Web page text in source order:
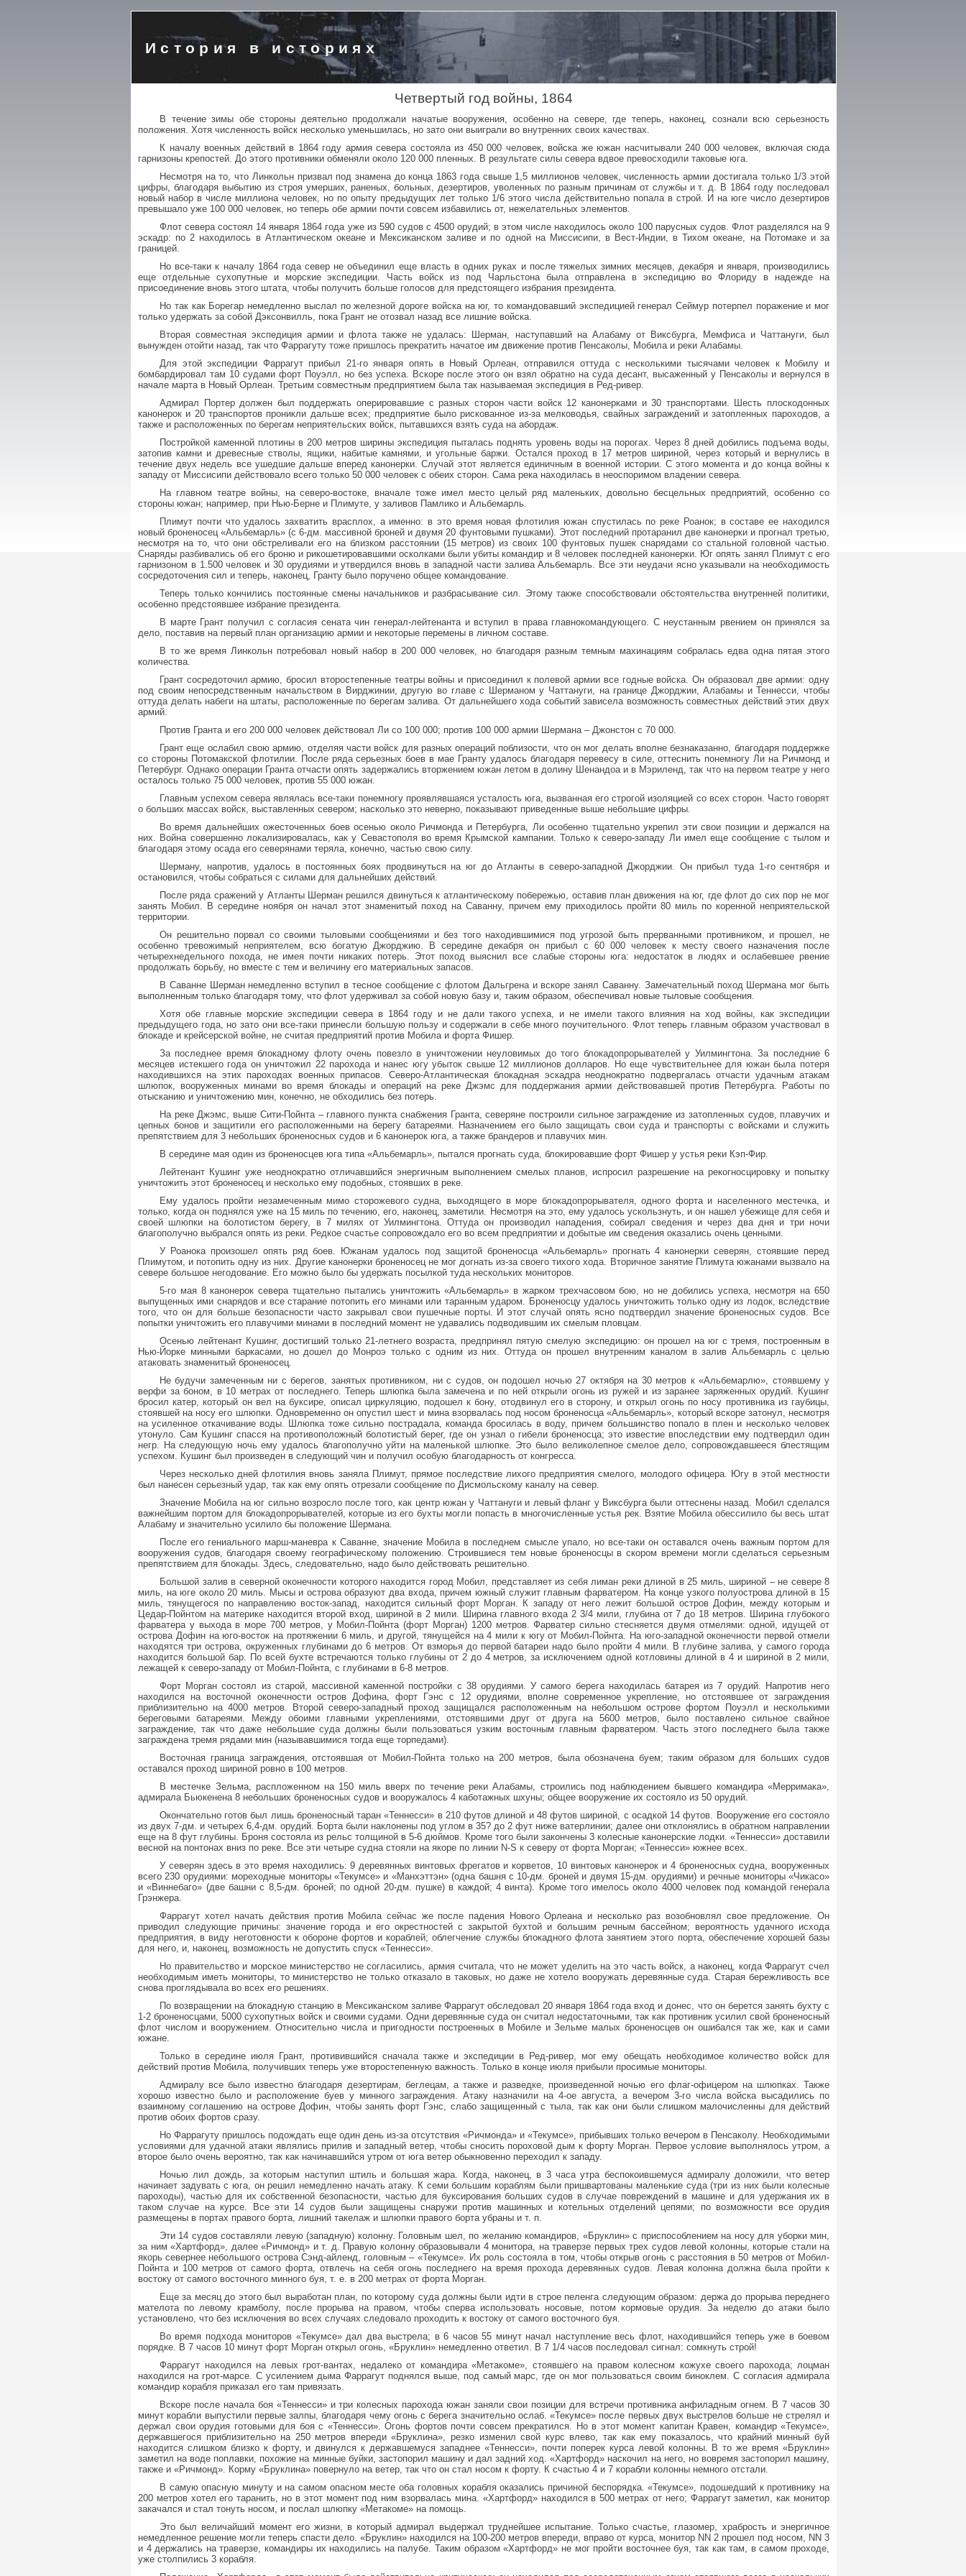
История в историях
Четвертый год войны, 1864
В течение зимы обе стороны деятельно продолжали начатые вооружения, особенно на севере, где теперь, наконец, сознали всю серьезность
положения. Хотя численность войск несколько уменьшилась, но зато они выиграли во внутренних своих качествах.
К началу военных действий в 1864 году армия севера состояла из 450 000 человек, войска же южан насчитывали 240 000 человек, включая сюда
гарнизоны крепостей. До этого противники обменяли около 120 000 пленных. В результате силы севера вдвое превосходили таковые юга.
Несмотря на то, что Линкольн призвал под знамена до конца 1863 года свыше 1,5 миллионов человек, численность армии достигала только 1/3 этой
цифры, благодаря выбытию из строя умерших, раненых, больных, дезертиров, уволенных по разным причинам от службы и т. д. В 1864 году последовал
новый набор в числе миллиона человек, но по опыту предыдущих лет только 1/6 этого числа действительно попала в строй. И на юге число дезертиров
превышало уже 100 000 человек, но теперь обе армии почти совсем избавились от, нежелательных элементов.
Флот севера состоял 14 января 1864 года уже из 590 судов с 4500 орудий; в этом числе находилось около 100 парусных судов. Флот разделялся на 9
эскадр: по 2 находилось в Атлантическом океане и Мексиканском заливе и по одной на Миссисипи, в Вест-Индии, в Тихом океане, на Потомаке и за
границей.
Но все-таки к началу 1864 года север не объединил еще власть в одних руках и после тяжелых зимних месяцев, декабря и января, производились
еще отдельные сухопутные и морские экспедиции. Часть войск из под Чарльстона была отправлена в экспедицию во Флориду в надежде на
присоединение вновь этого штата, чтобы получить больше голосов для предстоящего избрания президента.
Но так как Борегар немедленно выслал по железной дороге войска на юг, то командовавший экспедицией генерал Сеймур потерпел поражение и мог
только удержать за собой Дэксонвилль, пока Грант не отозвал назад все лишние войска.
Вторая совместная экспедиция армии и флота также не удалась: Шерман, наступавший на Алабаму от Виксбурга, Мемфиса и Чаттануги, был
вынужден отойти назад, так что Фаррагуту тоже пришлось прекратить начатое им движение против Пенсаколы, Мобила и реки Алабамы.
Для этой экспедиции Фаррагут прибыл 21-го января опять в Новый Орлеан, отправился оттуда с несколькими тысячами человек к Мобилу и
бомбардировал там 10 судами форт Поуэлл, но без успеха. Вскоре после этого он взял обратно на суда десант, высаженный у Пенсаколы и вернулся в
начале марта в Новый Орлеан. Третьим совместным предприятием была так называемая экспедиция в Ред-ривер.
Адмирал Портер должен был поддержать оперировавшие с разных сторон части войск 12 канонерками и 30 транспортами. Шесть плоскодонных
канонерок и 20 транспортов проникли дальше всех; предприятие было рискованное из-за мелководья, свайных заграждений и затопленных пароходов, а
также и расположенных по берегам неприятельских войск, пытавшихся взять суда на абордаж.
Постройкой каменной плотины в 200 метров ширины экспедиция пыталась поднять уровень воды на порогах. Через 8 дней добились подъема воды,
затопив камни и древесные стволы, ящики, набитые камнями, и угольные баржи. Остался проход в 17 метров шириной, через который и вернулись в
течение двух недель все ушедшие дальше вперед канонерки. Случай этот является единичным в военной истории. С этого момента и до конца войны к
западу от Миссисипи действовало всего только 50 000 человек с обеих сторон. Сама река находилась в неоспоримом владении севера.
На главном театре войны, на северо-востоке, вначале тоже имел место целый ряд маленьких, довольно бесцельных предприятий, особенно со
стороны южан; например, при Нью-Берне и Плимуте, у заливов Памлико и Альбемарль.
Плимут почти что удалось захватить врасплох, а именно: в это время новая флотилия южан спустилась по реке Роанок; в составе ее находился
новый броненосец «Альбемарль» (с 6-дм. массивной броней и двумя 20 фунтовыми пушками). Этот последний протаранил две канонерки и прогнал третью,
несмотря на то, что они обстреливали его на близком расстоянии (15 метров) из своих 100 фунтовых пушек снарядами со стальной головной частью.
Снаряды разбивались об его броню и рикошетировавшими осколками были убиты командир и 8 человек последней канонерки. Юг опять занял Плимут с его
гарнизоном в 1.500 человек и 30 орудиями и утвердился вновь в западной части залива Альбемарль. Все эти неудачи ясно указывали на необходимость
сосредоточения сил и теперь, наконец, Гранту было поручено общее командование.
Теперь только кончились постоянные смены начальников и разбрасывание сил. Этому также способствовали обстоятельства внутренней политики,
особенно предстоявшее избрание президента.
В марте Грант получил с согласия сената чин генерал-лейтенанта и вступил в права главнокомандующего. С неустанным рвением он принялся за
дело, поставив на первый план организацию армии и некоторые перемены в личном составе.
В то же время Линкольн потребовал новый набор в 200 000 человек, но благодаря разным темным махинациям собралась едва одна пятая этого
количества.
Грант сосредоточил армию, бросил второстепенные театры войны и присоединил к полевой армии все годные войска. Он образовал две армии: одну
под своим непосредственным начальством в Вирджинии, другую во главе с Шерманом у Чаттануги, на границе Джорджии, Алабамы и Теннесси, чтобы
оттуда делать набеги на штаты, расположенные по берегам залива. От дальнейшего хода событий зависела возможность совместных действий этих двух
армий.
Против Гранта и его 200 000 человек действовал Ли со 100 000; против 100 000 армии Шермана – Джонстон с 70 000.
Грант еще ослабил свою армию, отделяя части войск для разных операций поблизости, что он мог делать вполне безнаказанно, благодаря поддержке
со стороны Потомакской флотилии. После ряда серьезных боев в мае Гранту удалось благодаря перевесу в силе, оттеснить понемногу Ли на Ричмонд и
Петербург. Однако операции Гранта отчасти опять задержались вторжением южан летом в долину Шенандоа и в Мэриленд, так что на первом театре у него
осталось только 75 000 человек, против 55 000 южан.
Главным успехом севера являлась все-таки понемногу проявлявшаяся усталость юга, вызванная его строгой изоляцией со всех сторон. Часто говорят
о больших массах войск, выставленных севером; насколько это неверно, показывают приведенные выше небольшие цифры.
Во время дальнейших ожесточенных боев осенью около Ричмонда и Петербурга, Ли особенно тщательно укрепил эти свои позиции и держался на
них. Война совершенно локализировалась, как у Севастополя во время Крымской кампании. Только к северо-западу Ли имел еще сообщение с тылом и
благодаря этому осада его северянами теряла, конечно, частью свою силу.
Шерману, напротив, удалось в постоянных боях продвинуться на юг до Атланты в северо-западной Джорджии. Он прибыл туда 1-го сентября и
остановился, чтобы собраться с силами для дальнейших действий.
После ряда сражений у Атланты Шерман решился двинуться к атлантическому побережью, оставив план движения на юг, где флот до сих пор не мог
занять Мобил. В середине ноября он начал этот знаменитый поход на Саванну, причем ему приходилось пройти 80 миль по коренной неприятельской
территории.
Он решительно порвал со своими тыловыми сообщениями и без того находившимися под угрозой быть прерванными противником, и прошел, не
особенно тревожимый неприятелем, всю богатую Джорджию. В середине декабря он прибыл с 60 000 человек к месту своего назначения после
четырехнедельного похода, не имея почти никаких потерь. Этот поход выяснил все слабые стороны юга: недостаток в людях и ослабевшее рвение
продолжать борьбу, но вместе с тем и величину его материальных запасов.
В Саванне Шерман немедленно вступил в тесное сообщение с флотом Дальгрена и вскоре занял Саванну. Замечательный поход Шермана мог быть
выполненным только благодаря тому, что флот удерживал за собой новую базу и, таким образом, обеспечивал новые тыловые сообщения.
Хотя обе главные морские экспедиции севера в 1864 году и не дали такого успеха, и не имели такого влияния на ход войны, как экспедиции
предыдущего года, но зато они все-таки принесли большую пользу и содержали в себе много поучительного. Флот теперь главным образом участвовал в
блокаде и крейсерской войне, не считая предприятий против Мобила и форта Фишер.
За последнее время блокадному флоту очень повезло в уничтожении неуловимых до того блокадопрорывателей у Уилмингтона. За последние 6
месяцев истекшего года он уничтожил 22 парохода и нанес югу убыток свыше 12 миллионов долларов. Но еще чувствительнее для южан была потеря
находившихся на этих пароходах военных припасов. Северо-Атлантическая блокадная эскадра неоднократно подвергалась отчасти удачным атакам
шлюпок, вооруженных минами во время блокады и операций на реке Джэмс для поддержания армии действовавшей против Петербурга. Работы по
отысканию и уничтожению мин, конечно, не обходились без потерь.
На реке Джэмс, выше Сити-Пойнта – главного пункта снабжения Гранта, северяне построили сильное заграждение из затопленных судов, плавучих и
цепных бонов и защитили его расположенными на берегу батареями. Назначением его было защищать свои суда и транспорты с войсками и служить
препятствием для 3 небольших броненосных судов и 6 канонерок юга, а также брандеров и плавучих мин.
В середине мая один из броненосцев юга типа «Альбемарль», пытался прогнать суда, блокировавшие форт Фишер у устья реки Кэп-Фир.
Лейтенант Кушинг уже неоднократно отличавшийся энергичным выполнением смелых планов, испросил разрешение на рекогносцировку и попытку
уничтожить этот броненосец и несколько ему подобных, стоявших в реке.
Ему удалось пройти незамеченным мимо сторожевого судна, выходящего в море блокадопрорывателя, одного форта и населенного местечка, и
только, когда он поднялся уже на 15 миль по течению, его, наконец, заметили. Несмотря на это, ему удалось ускользнуть, и он нашел убежище для себя и
своей шлюпки на болотистом берегу, в 7 милях от Уилмингтона. Оттуда он производил нападения, собирал сведения и через два дня и три ночи
благополучно выбрался опять из реки. Редкое счастье сопровождало его во всем предприятии и добытые им сведения оказались очень ценными.
У Роанока произошел опять ряд боев. Южанам удалось под защитой броненосца «Альбемарль» прогнать 4 канонерки северян, стоявшие перед
Плимутом, и потопить одну из них. Другие канонерки броненосец не мог догнать из-за своего тихого хода. Вторичное занятие Плимута южанами вызвало на
севере большое негодование. Его можно было бы удержать посылкой туда нескольких мониторов.
5-го мая 8 канонерок севера тщательно пытались уничтожить «Альбемарль» в жарком трехчасовом бою, но не добились успеха, несмотря на 650
выпущенных ими снарядов и все старание потопить его минами или таранным ударом. Броненосцу удалось уничтожить только одну из лодок, вследствие
того, что он для больше безопасности часто закрывал свои пушечные порты. И этот случай опять ясно подтвердил значение броненосных судов. Все
попытки уничтожить его плавучими минами в последний момент не удавались подводившим их смелым пловцам.
Осенью лейтенант Кушинг, достигший только 21-летнего возраста, предпринял пятую смелую экспедицию: он прошел на юг с тремя, построенным в
Нью-Йорке минными баркасами, но дошел до Монроэ только с одним из них. Оттуда он прошел внутренним каналом в залив Альбемарль с целью
атаковать знаменитый броненосец.
Не будучи замеченным ни с берегов, занятых противником, ни с судов, он подошел ночью 27 октября на 30 метров к «Альбемарлю», стоявшему у
верфи за боном, в 10 метрах от последнего. Теперь шлюпка была замечена и по ней открыли огонь из ружей и из заранее заряженных орудий. Кушинг
бросил катер, который он вел на буксире, описал циркуляцию, подошел к бону, отодвинул его в сторону, и открыл огонь по носу противника из гаубицы,
стоявшей на носу его шлюпки. Одновременно он опустил шест и мина взорвалась под носом броненосца «Альбемарль», который вскоре затонул, несмотря
на усиленное откачивание воды. Шлюпка тоже сильно пострадала, команда бросилась в воду, причем большинство попало в плен и несколько человек
утонуло. Сам Кушинг спасся на противоположный болотистый берег, где он узнал о гибели броненосца; это известие впоследствии ему подтвердил один
негр. На следующую ночь ему удалось благополучно уйти на маленькой шлюпке. Это было великолепное смелое дело, сопровождавшееся блестящим
успехом. Кушинг был произведен в следующий чин и получил особую благодарность от конгресса.
Через несколько дней флотилия вновь заняла Плимут, прямое последствие лихого предприятия смелого, молодого офицера. Югу в этой местности
был нанесен серьезный удар, так как ему опять отрезали сообщение по Дисмольскому каналу на север.
Значение Мобила на юг сильно возросло после того, как центр южан у Чаттануги и левый фланг у Виксбурга были оттеснены назад. Мобил сделался
важнейшим портом для блокадопрорывателей, которые из его бухты могли попасть в многочисленные устья рек. Взятие Мобила обессилило бы весь штат
Алабаму и значительно усилило бы положение Шермана.
После его гениального марш-маневра к Саванне, значение Мобила в последнем смысле упало, но все-таки он оставался очень важным портом для
вооружения судов, благодаря своему географическому положению. Строившиеся тем новые броненосцы в скором времени могли сделаться серьезным
препятствием для блокады. Здесь, следовательно, надо было действовать решительно.
Большой залив в северной оконечности которого находится город Мобил, представляет из себя лиман реки длиной в 25 миль, шириной – не севере 8
миль, на юге около 20 миль. Мысы и острова образуют два входа, причем южный служит главным фарватером. На конце узкого полуострова длиной в 15
миль, тянущегося по направлению восток-запад, находится сильный форт Морган. К западу от него лежит большой остров Дофин, между которым и
Цедар-Пойнтом на материке находится второй вход, шириной в 2 мили. Ширина главного входа 2 3/4 мили, глубина от 7 до 18 метров. Ширина глубокого
фарватера у выхода в море 700 метров, у Мобил-Пойнта (форт Морган) 1200 метров. Фарватер сильно стесняется двумя отмелями: одной, идущей от
острова Дофин на юго-восток на протяжении 6 миль, и другой, тянущейся на 4 мили к югу от Мобил-Пойнта. На юго-западной оконечности первой отмели
находятся три острова, окруженных глубинами до 6 метров. От взморья до первой батареи надо было пройти 4 мили. В глубине залива, у самого города
находится большой бар. По всей бухте встречаются только глубины от 2 до 4 метров, за исключением одной котловины длиной в 4 и шириной в 2 мили,
лежащей к северо-западу от Мобил-Пойнта, с глубинами в 6-8 метров.
Форт Морган состоял из старой, массивной каменной постройки с 38 орудиями. У самого берега находилась батарея из 7 орудий. Напротив него
находился на восточной оконечности остров Дофина, форт Гэнс с 12 орудиями, вполне современное укрепление, но отстоявшее от заграждения
приблизительно на 4000 метров. Второй северо-западный проход защищался расположенным на небольшом острове фортом Поуэлл и несколькими
береговыми батареями. Между обоими главными укреплениями, отстоявшими друг от друга на 5600 метров, было поставлено сильное свайное
заграждение, так что даже небольшие суда должны были пользоваться узким восточным главным фарватером. Часть этого последнего была также
заграждена тремя рядами мин (называвшимися тогда еще торпедами).
Восточная граница заграждения, отстоявшая от Мобил-Пойнта только на 200 метров, была обозначена буем; таким образом для больших судов
оставался проход шириной ровно в 100 метров.
В местечке Зельма, распложенном на 150 миль вверх по течение реки Алабамы, строились под наблюдением бывшего командира «Мерримака»,
адмирала Бьюкенена 8 небольших броненосных судов и вооружалось 4 каботажных шхуны; общее вооружение их состояло из 50 орудий.
Окончательно готов был лишь броненосный таран «Теннесси» в 210 футов длиной и 48 футов шириной, с осадкой 14 футов. Вооружение его состояло
из двух 7-дм. и четырех 6,4-дм. орудий. Борта были наклонены под углом в 35? до 2 фут ниже ватерлинии; далее они отклонялись в обратном направлении
еще на 8 фут глубины. Броня состояла из рельс толщиной в 5-6 дюймов. Кроме того были закончены 3 колесные канонерские лодки. «Теннесси» доставили
весной на понтонах вниз по реке. Все эти четыре судна стояли на якоре по линии N-S к северу от форта Морган; «Теннесси» южнее всех.
У северян здесь в это время находились: 9 деревянных винтовых фрегатов и корветов, 10 винтовых канонерок и 4 броненосных судна, вооруженных
всего 230 орудиями: мореходные мониторы «Текумсе» и «Манхэттэн» (одна башня с 10-дм. броней и двумя 15-дм. орудиями) и речные мониторы «Чикасо»
и «Виннебаго» (две башни с 8,5-дм. броней; по одной 20-дм. пушке) в каждой; 4 винта). Кроме того имелось около 4000 человек под командой генерала
Грэнжера.
Фаррагут хотел начать действия против Мобила сейчас же после падения Нового Орлеана и несколько раз возобновлял свое предложение. Он
приводил следующие причины: значение города и его окрестностей с закрытой бухтой и большим речным бассейном; вероятность удачного исхода
предприятия, в виду неготовности к обороне фортов и кораблей; облегчение службы блокадного флота занятием этого порта, обеспечение хорошей базы
для него, и, наконец, возможность не допустить спуск «Теннесси».
Но правительство и морское министерство не согласились, армия считала, что не может уделить на это часть войск, а наконец, когда Фаррагут счел
необходимым иметь мониторы, то министерство не только отказало в таковых, но даже не хотело вооружать деревянные суда. Старая бережливость все
снова проглядывала во всех его решениях.
По возвращении на блокадную станцию в Мексиканском заливе Фаррагут обследовал 20 января 1864 года вход и донес, что он берется занять бухту с
1-2 броненосцами, 5000 сухопутных войск и своими судами. Одни деревянные суда он считал недостаточными, так как противник усилил свой броненосный
флот числом и вооружением. Относительно числа и пригодности построенных в Мобиле и Зельме малых броненосцев он ошибался так же, как и сами
южане.
Только в середине июля Грант, противившийся сначала также и экспедиции в Ред-ривер, мог ему обещать необходимое количество войск для
действий против Мобила, получивших теперь уже второстепенную важность. Только в конце июля прибыли просимые мониторы.
Адмиралу все было известно благодаря дезертирам, беглецам, а также и разведке, произведенной ночью его флаг-офицером на шлюпках. Также
хорошо известно было и расположение буев у минного заграждения. Атаку назначили на 4-ое августа, а вечером 3-го числа войска высадились по
взаимному соглашению на острове Дофин, чтобы занять форт Гэнс, слабо защищенный с тыла, так как они были слишком малочисленны для действий
против обоих фортов сразу.
Но Фаррагуту пришлось подождать еще один день из-за отсутствия «Ричмонда» и «Текумсе», прибывших только вечером в Пенсаколу. Необходимыми
условиями для удачной атаки являлись прилив и западный ветер, чтобы сносить пороховой дым к форту Морган. Первое условие выполнялось утром, а
второе было очень вероятно, так как начинавшийся утром от юга ветер обыкновенно переходил к западу.
Ночью лил дождь, за которым наступил штиль и большая жара. Когда, наконец, в 3 часа утра беспокоившемуся адмиралу доложили, что ветер
начинает задувать с юга, он решил немедленно начать атаку. К семи большим кораблям были пришвартованы маленькие суда (три из них были колесные
пароходы), частью для их собственной безопасности, частью для буксирования больших судов в случае повреждений в машине и для удержания их в
таком случае на курсе. Все эти 14 судов были защищены снаружи против машинных и котельных отделений цепями; по возможности все орудия
размещены в портах правого борта, лишний такелаж и шлюпки правого борта убраны и т. п.
Эти 14 судов составляли левую (западную) колонну. Головным шел, по желанию командиров, «Бруклин» с приспособлением на носу для уборки мин,
за ним «Хартфорд», далее «Ричмонд» и т. д. Правую колонну образовывали 4 монитора, на траверзе первых трех судов левой колонны, которые стали на
якорь севернее небольшого острова Сэнд-айленд, головным – «Текумсе». Их роль состояла в том, чтобы открыв огонь с расстояния в 50 метров от Мобил-
Пойнта и 100 метров от самого форта, отвлечь на себя огонь последнего на время прохода деревянных судов. Левая колонна должна была пройти к
востоку от самого восточного минного буя, т. е. в 200 метрах от форта Морган.
Еще за месяц до этого был выработан план, по которому суда должны были идти в строе пеленга следующим образом: держа до прорыва переднего
мателота по левому крамболу, после прорыва на правом, чтобы сперва использовать носовые, потом кормовые орудия. За неделю до атаки было
установлено, что без исключения во всех случаях следовало проходить к востоку от самого восточного буя.
Во время подхода мониторов «Текумсе» дал два выстрела; в 6 часов 55 минут начал наступление весь флот, находившийся теперь уже в боевом
порядке. В 7 часов 10 минут форт Морган открыл огонь, «Бруклин» немедленно ответил. В 7 1/4 часов последовал сигнал: сомкнуть строй!
Фаррагут находился на левых грот-вантах, недалеко от командира «Метакоме», стоявшего на правом колесном кожухе своего парохода; лоцман
находился на грот-марсе. С усилением дыма Фаррагут поднялся выше, под самый марс, где он мог пользоваться своим биноклем. С согласия адмирала
командир корабля приказал его там привязать.
Вскоре после начала боя «Теннесси» и три колесных парохода южан заняли свои позиции для встречи противника анфиладным огнем. В 7 часов 30
минут корабли выпустили первые залпы, благодаря чему огонь с берега значительно ослаб. «Текумсе» после первых двух выстрелов больше не стрелял и
держал свои орудия готовыми для боя с «Теннесси». Огонь фортов почти совсем прекратился. Но в этот момент капитан Кравен, командир «Текумсе»,
державшегося приблизительно на 250 метров впереди «Бруклина», резко изменил свой курс влево, так как ему показалось, что крайний минный буй
находится слишком близко к форту, и двинулся к державшемуся западнее «Теннесси», почти поперек курса левой колонны. В то же время «Бруклин»
заметил на воде поплавки, похожие на минные буйки, застопорил машину и дал задний ход. «Хартфорд» наскочил на него, но вовремя застопорил машину,
также и «Ричмонд». Корму «Бруклина» повернуло на ветер, так что он стал носом к форту. К счастью 4 и 7 корабли колонны немного отстали.
В самую опасную минуту и на самом опасном месте оба головных корабля оказались причиной беспорядка. «Текумсе», подошедший к противнику на
200 метров хотел его таранить, но в этот момент под ним взорвалась мина. «Хартфорд» находился в 500 метрах от него; Фаррагут заметил, как монитор
закачался и стал тонуть носом, и послал шлюпку «Метакоме» на помощь.
Это был величайший момент его жизни, в который адмирал выдержал труднейшее испытание. Только счастье, глазомер, храбрость и энергичное
немедленное решение могли теперь спасти дело. «Бруклин» находился на 100-200 метров впереди, вправо от курса, монитор NN 2 прошел под носом, NN 3
и 4 держались на траверзе, командиры их находились на палубе. Таким образом «Хартфорд» не мог пройти восточнее буя, так как там, в самом проходе,
уже столпились 3 корабля.